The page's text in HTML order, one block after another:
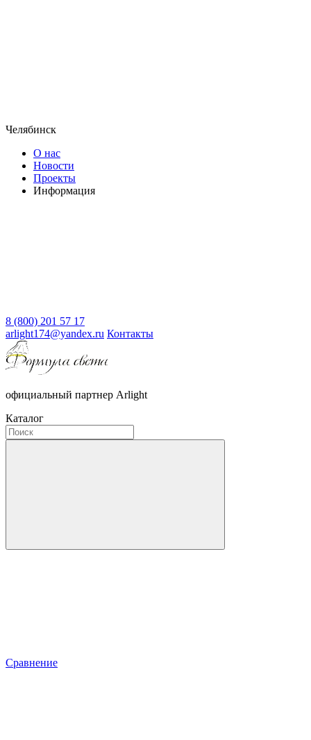
Челябинск
О нас
Новости
Проекты
Информация
8 (800) 201 57 17
arlight174@yandex.ru Контакты
официальный партнер Arlight
Каталог
Сравнение